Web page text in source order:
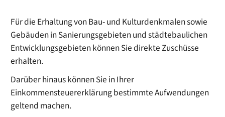
Für die Erhaltung von Bau- und Kulturdenkmalen sowie
Gebäuden in Sanierungsgebieten und städtebaulichen
Entwicklungsgebieten können Sie direkte Zuschüsse
erhalten.
Darüber hinaus können Sie in Ihrer
Einkommensteuererklärung bestimmte Aufwendungen
geltend machen.